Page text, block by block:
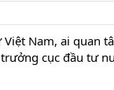
Nam, ai quan
cục đầu tư